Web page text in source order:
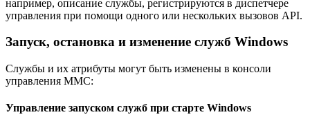
например, описание службы, регистрируются в диспетчере
управления при помощи одного или нескольких вызовов API.
Запуск, остановка и изменение служб Windows
Службы и их атрибуты могут быть изменены в консоли
управления MMC:
Управление запуском служб при старте Windows